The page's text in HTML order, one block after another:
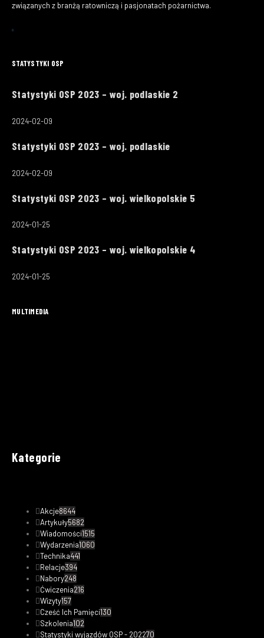
związanych z branżą ratowniczą i pasjonatach pożarnictwa.
STATYSTYKI OSP
Statystyki OSP 2023 – woj. podlaskie 2
2024-02-09
Statystyki OSP 2023 – woj. podlaskie
2024-02-09
Statystyki OSP 2023 – woj. wielkopolskie 5
2024-01-25
Statystyki OSP 2023 – woj. wielkopolskie 4
2024-01-25
MULTIMEDIA
Kategorie
Akcje8644
Artykuły5682
Wiadomości1515
Wydarzenia1060
Technika441
Relacje394
Nabory248
Ćwiczenia216
Wizyty157
Cześć Ich Pamięci130
Szkolenia102
Statystyki wyjazdów OSP - 202270